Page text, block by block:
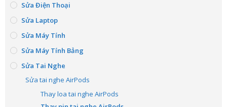
Sửa Điện Thoại
Sửa Laptop
Sửa Máy Tính
Sửa Máy Tính Bảng
Sửa Tai Nghe
Sửa tai nghe AirPods
Thay loa tai nghe AirPods